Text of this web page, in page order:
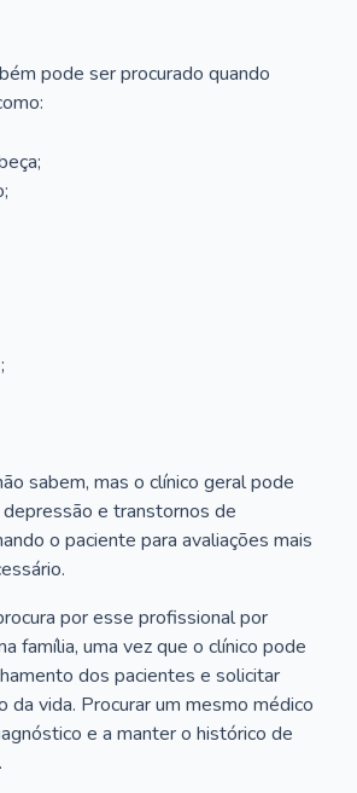
pode ser procurado quando
sabem, mas o clínico geral pode
e transtornos de
o paciente para avaliações mais
por esse profissional por
família, uma vez que o clínico pode
dos pacientes e solicitar
da vida. Procurar um mesmo médico
e a manter o histórico de